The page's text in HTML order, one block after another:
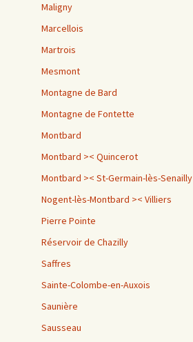
Maligny
Marcellois
Martrois
Mesmont
Montagne de Bard
Montagne de Fontette
Montbard
Montbard >< Quincerot
Montbard >< St-Germain-lès-Senailly
Nogent-lès-Montbard >< Villiers
Pierre Pointe
Réservoir de Chazilly
Saffres
Sainte-Colombe-en-Auxois
Saunière
Sausseau